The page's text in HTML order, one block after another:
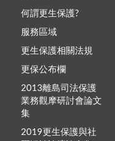
何謂更生保護?
服務區域
更生保護相關法規
更保公布欄
2013離島司法保護
業務觀摩研討會論文
集
2019更生保護與社